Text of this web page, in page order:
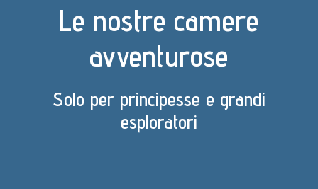
Le nostre camere
avventurose
Solo per principesse e grandi
esploratori